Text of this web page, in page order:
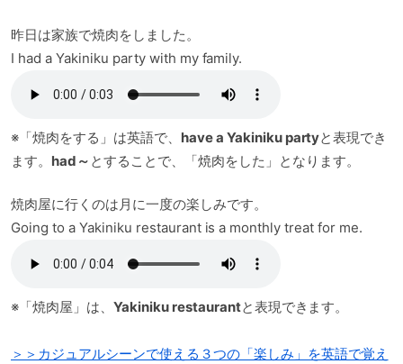
昨日は家族で焼肉をしました。
I had a Yakiniku party with my family.
※「焼肉をする」は英語で、 have a Yakiniku partyと表現でき
ます。 had～ とすることで、「焼肉をした」となります。
焼肉屋に行くのは月に一度の楽しみです。
Going to a Yakiniku restaurant is a monthly treat for me.
※「焼肉屋」は、 Yakiniku restaurantと表現できます。
＞＞カジュアルシーンで使える３つの「楽しみ」を英語で覚え